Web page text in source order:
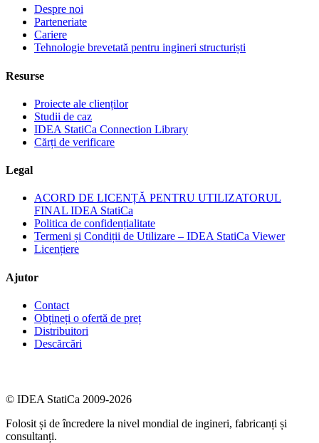
Despre noi
Parteneriate
Cariere
Tehnologie brevetată pentru ingineri structuriști
Resurse
Proiecte ale clienților
Studii de caz
IDEA StatiCa Connection Library
Cărți de verificare
Legal
ACORD DE LICENȚĂ PENTRU UTILIZATORUL
FINAL IDEA StatiCa
Politica de confidențialitate
Termeni și Condiții de Utilizare – IDEA StatiCa Viewer
Licențiere
Ajutor
Contact
Obțineți o ofertă de preț
Distribuitori
Descărcări
© IDEA StatiCa 2009-2026
Folosit și de încredere la nivel mondial de ingineri, fabricanți și
consultanți.